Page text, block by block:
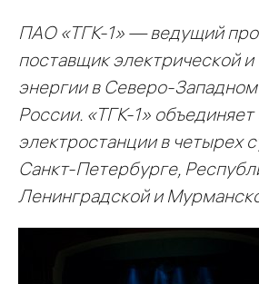
ПАО «ТГК-1» — ведущий
поставщик электрической и
энергии в Северо-
России. «ТГК-1» объединяет
электростанции в четырех
Санкт-Петербурге,
Ленинградской и